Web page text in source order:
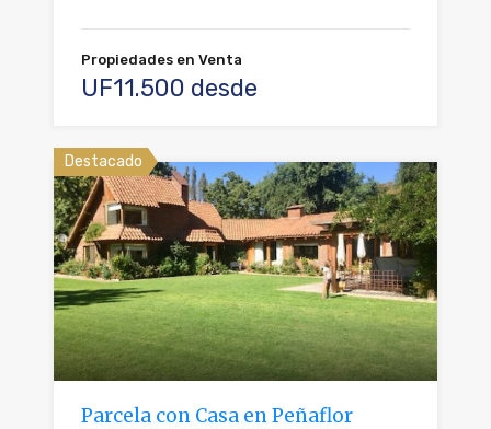
Propiedades en Venta
UF11.500 desde
Destacado
Parcela con Casa en Peñaflor